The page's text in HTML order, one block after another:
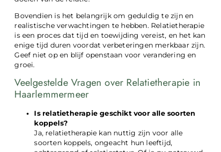
Bovendien is het belangrijk om geduldig te zijn en
realistische verwachtingen te hebben. Relatietherapie
is een proces dat tijd en toewijding vereist, en het kan
enige tijd duren voordat verbeteringen merkbaar zijn.
Geef niet op en blijf openstaan voor verandering en
groei.
Veelgestelde Vragen over Relatietherapie in
Haarlemmermeer
Is relatietherapie geschikt voor alle soorten
koppels?
Ja, relatietherapie kan nuttig zijn voor alle
soorten koppels, ongeacht hun leeftijd,